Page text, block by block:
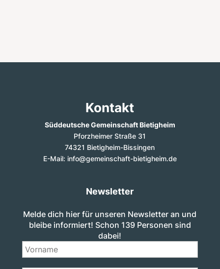
Kontakt
Süddeutsche Gemeinschaft Bietigheim
Pforzheimer Straße 31
74321 Bietigheim-Bissingen
E-Mail: info@gemeinschaft-bietigheim.de
Newsletter
Melde dich hier für unseren Newsletter an und
bleibe informiert! Schon 139 Personen sind
dabei!